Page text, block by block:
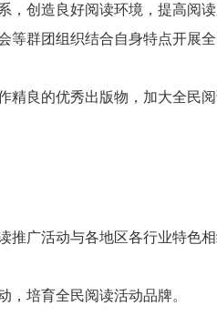
创造良好阅读环境，提高阅读
等群团组织结合自身特点开展
精良的优秀出版物，加大全民
广活动与各地区各行业特色相
培育全民阅读活动品牌。